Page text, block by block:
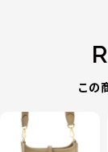
この